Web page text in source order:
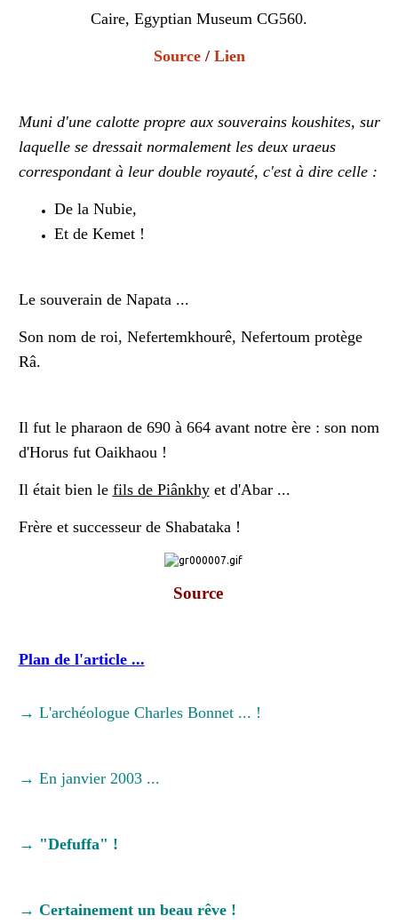
Caire, Egyptian Museum CG560.
Source/ Lien
Muni d'une calotte propre aux souverains koushites, sur
laquelle se dressait normalement les deux uraeus
correspondant à leur double royauté, c'est à dire celle :
De la Nubie,
Et de Kemet !
Le souverain de Napata ...
Son nom de roi, Nefertemkhourê, Nefertoum protège
Râ.
Il fut le pharaon de 690 à 664 avant notre ère : son nom
d'Horus fut Oaikhaou !
Il était bien le fils de Piânkhyet d'Abar ...
Frère et successeur de Shabataka !
Source
Plan de l'article ...
→ L'archéologue Charles Bonnet ... !
→ En janvier 2003 ...
→ "Defuffa" !
→ Certainement un beau rêve !